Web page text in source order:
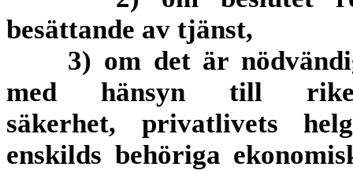
besättande av tjänst,
3) om det är
med hänsyn till
säkerhet, privatlivets
enskilds behöriga